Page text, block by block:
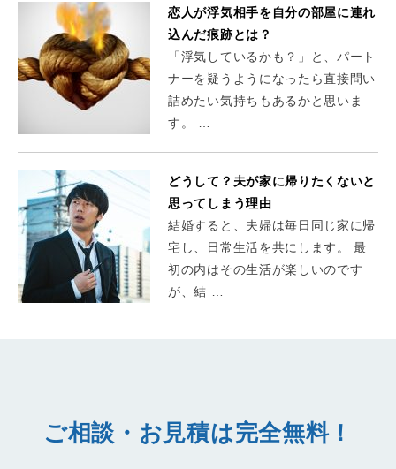
恋人が浮気相手を自分の部屋に連れ
込んだ痕跡とは？
「浮気しているかも？」と、パート
ナーを疑うようになったら直接問い
詰めたい気持ちもあるかと思いま
す。 …
どうして？夫が家に帰りたくないと
思ってしまう理由
結婚すると、夫婦は毎日同じ家に帰
宅し、日常生活を共にします。 最
初の内はその生活が楽しいのです
が、結 …
ご相談・お見積は完全無料！